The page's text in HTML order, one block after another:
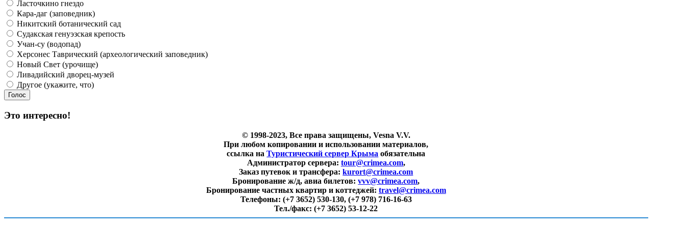
Ласточкино гнездо
Кара-даг (заповедник)
Никитский ботанический сад
Судакская генуэзская крепость
Учан-су (водопад)
Херсонес Таврический (археологический заповедник)
Новый Свет (урочище)
Ливадийский дворец-музей
Другое (укажите, что)
Это интересно!
© 1998-2023, Все права защищены, Vesna V.V.
При любом копировании и использовании материалов,
ссылка наТуристический сервер Крыма обязательна
Администратор сервера: tour@crimea.com,
Заказ путевок и трансфера:kurort@crimea.com
Бронирование ж/д, авиа билетов:vvv@crimea.com,
Бронирование частных квартир и коттеджей: travel@crimea.com
Телефоны: (+7 3652) 530-130, (+7 978) 716-16-63
Тел./факс:(+7 3652) 53-12-22